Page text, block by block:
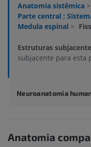
Anatomia sistêmica >
Parte central ;
Medula espinal >
Estruturas
subjacente para esta
Neuroanatomia
Anatomia